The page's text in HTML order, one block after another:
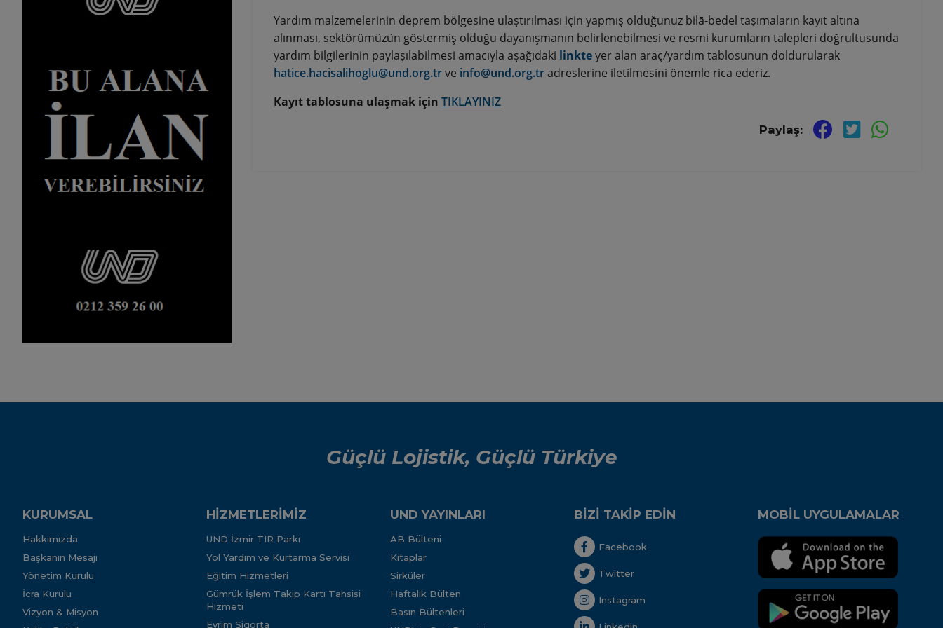
Yardım malzemelerinin deprem bölgesine ulaştırılması için yapmış olduğunuz bilā-bedel taşımaların kayıt altına
alınması, sektörümüzün göstermiş olduğu dayanışmanın belirlenebilmesi ve resmi kurumların talepleri doğrultusunda
yardım bilgilerinin paylaşılabilmesi amacıyla aşağıdaki linkteyer alan araç/yardım tablosunun doldurularak
hatice.hacisalihoglu@und.org.trve info@und.org.tradreslerine iletilmesini önemle rica ederiz.
Kayıt tablosuna ulaşmak için TIKLAYINIZ
Paylaş:
Güçlü Lojistik, Güçlü Türkiye
KURUMSAL
Hakkımızda
Başkanın Mesajı
Yönetim Kurulu
İcra Kurulu
Vizyon & Misyon
HİZMETLERİMİZ
UND İzmir TIR Parkı
Yol Yardım ve Kurtarma Servisi
Eğitim Hizmetleri
Gümrük İşlem Takip Kartı Tahsisi
Hizmeti
Evrim Sigorta
UND YAYINLARI
AB Bülteni
Kitaplar
Sirküler
Haftalık Bülten
Basın Bültenleri
BİZİ TAKİP EDİN
Facebook
Twitter
Instagram
MOBİL UYGULAMALAR